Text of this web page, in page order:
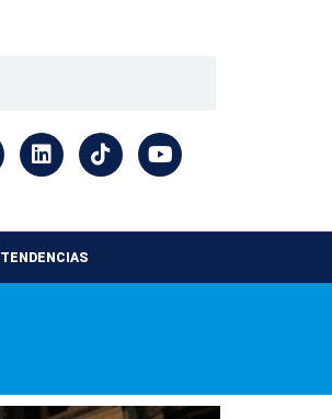
TENDENCIAS